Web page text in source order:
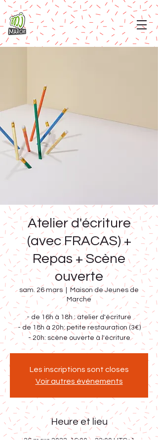
Atelier d'écriture
(avec FRACAS) +
Repas + Scène
ouverte
sam. 26 mars
  |
Maison de Jeunes de
Marche
- de 16h à 18h : atelier d'écriture
- de 18h à 20h: petite restauration (3€)
- 20h: scène ouverte à l'écriture
Les inscriptions sont closes
Voir autres événements
Heure et lieu
26 mars 2022, 16:00 – 22:00 UTC+1